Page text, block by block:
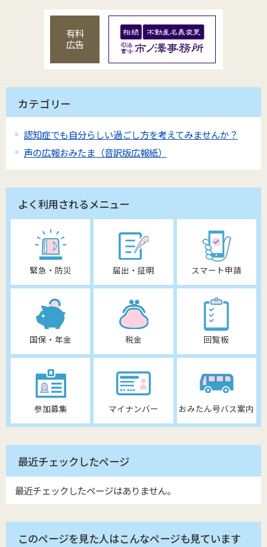
有料
広告
カテゴリー
認知症でも自分らしい過ごし方を考えてみませんか？
声の広報おみたま（音訳版広報紙）
よく利用されるメニュー
緊急・防災 届出・証明 スマート申請
国保・年金 税金 回覧板
参加募集 マイナンバー おみたん号バス案内
最近チェックしたページ
最近チェックしたページはありません。
このページを見た人はこんなページも見ています